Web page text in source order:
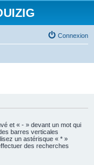
Connexion
et « - » devant un mot qui
barres verticales
un astérisque « * »
des recherches